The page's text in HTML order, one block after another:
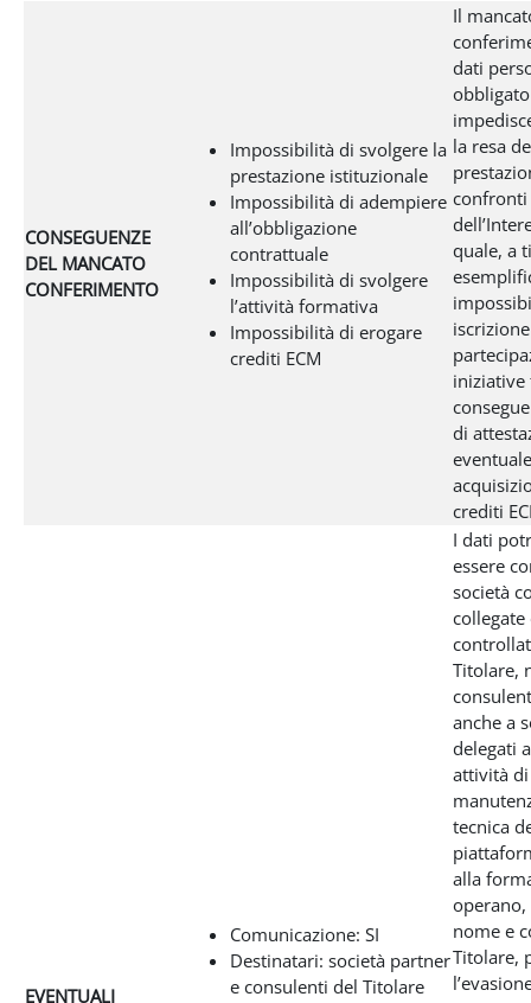
CONSEGUENZE
DEL MANCATO
CONFERIMENTO
Impossibilità di svolgere la
prestazione istituzionale
Impossibilità di adempiere
all’obbligazione
contrattuale
Impossibilità di svolgere
l’attività formativa
Impossibilità di erogare
crediti ECM
Il
dati
la resa
confronti
quale, a
di
eventuale
crediti
EVENTUALI
Comunicazione: SI
Destinatari: società partner
e consulenti del Titolare
I dati
essere
società
collegate
Titolare,
anche a
delegati
attività di
tecnica
alla
operano,
nome e
Titolare,